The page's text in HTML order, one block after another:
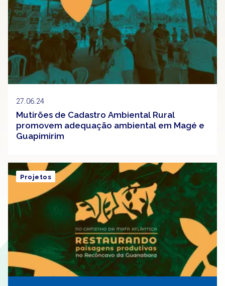
27.06.24
Mutirões de Cadastro Ambiental Rural
promovem adequação ambiental em Magé e
Guapimirim
Projetos